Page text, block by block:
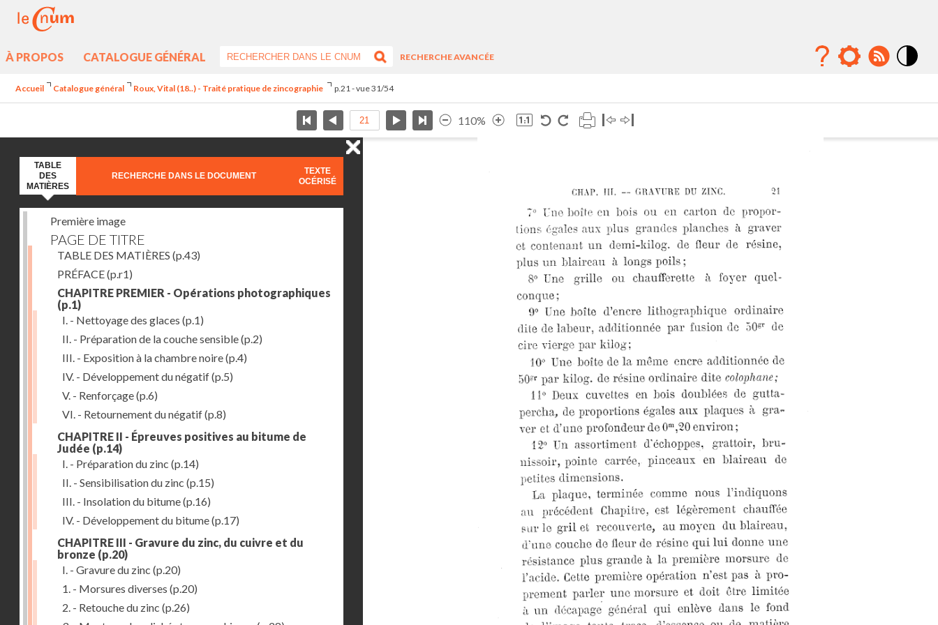
À PROPOS CATALOGUE GÉNÉRAL
RECHERCHE AVANCÉE
Accueil Catalogue général Roux, Vital (18..) - Traité pratique de zincographie p.21 - vue 31/54
110%
TABLE
DES
MATIÈRES
RECHERCHE DANS LE DOCUMENT
TEXTE
OCÉRISÉ
Première image
PAGE DE TITRE
TABLE DES MATIÈRES (p.43)
PRÉFACE(p.r1)
CHAPITRE PREMIER - Opérations photographiques
(p.1)
I. - Nettoyage des glaces (p.1)
II. - Préparation de la couche sensible(p.2)
III. - Exposition à la chambre noire(p.4)
IV. - Développement du négatif(p.5)
V. - Renforçage(p.6)
VI. - Retournement du négatif(p.8)
CHAPITRE II - Épreuves positives au bitume de
Judée (p.14)
I. - Préparation du zinc (p.14)
II. - Sensibilisation du zinc (p.15)
III. - Insolation du bitume(p.16)
IV. - Développement du bitume(p.17)
CHAPITRE III - Gravure du zinc, du cuivre et du
bronze (p.20)
I. - Gravure du zinc (p.20)
1. - Morsures diverses (p.20)
2. - Retouche du zinc (p.26)